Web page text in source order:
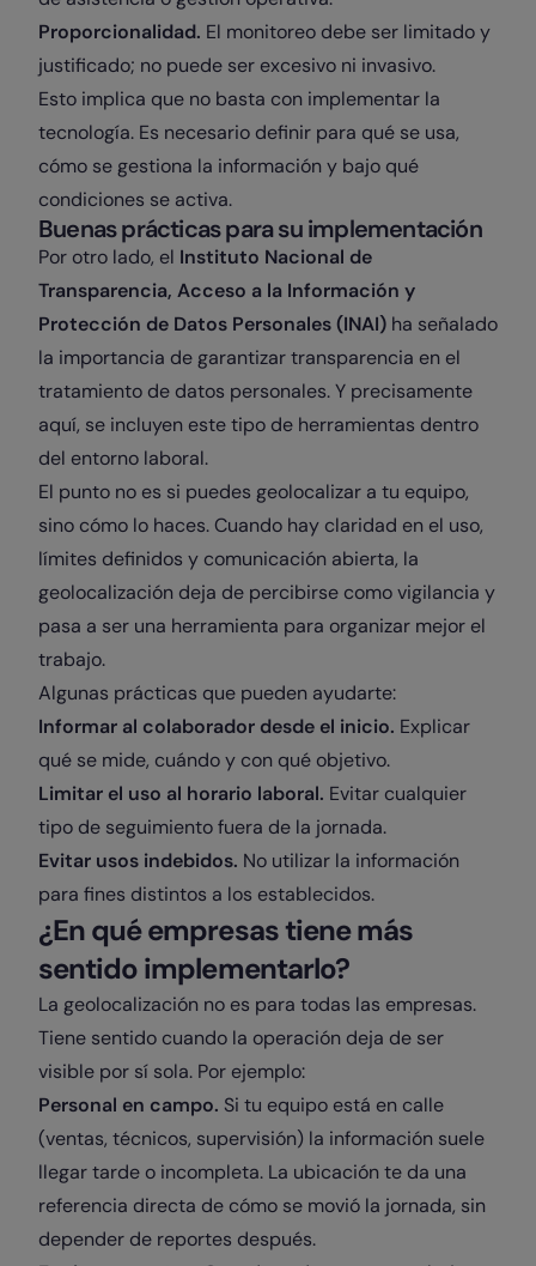
Proporcionalidad. El monitoreo debe ser limitado y
justificado; no puede ser excesivo ni invasivo.
Esto implica que no basta con implementar la
tecnología. Es necesario definir para qué se usa,
cómo se gestiona la información y bajo qué
condiciones se activa.
Buenas prácticas para su implementación
Por otro lado, el Instituto Nacional de
Transparencia, Acceso a la Información y
Protección de Datos Personales (INAI) ha señalado
la importancia de garantizar transparencia en el
tratamiento de datos personales. Y precisamente
aquí, se incluyen este tipo de herramientas dentro
del entorno laboral.
El punto no es si puedes geolocalizar a tu equipo,
sino cómo lo haces. Cuando hay claridad en el uso,
límites definidos y comunicación abierta, la
geolocalización deja de percibirse como vigilancia y
pasa a ser una herramienta para organizar mejor el
trabajo.
Algunas prácticas que pueden ayudarte:
Informar al colaborador desde el inicio. Explicar
qué se mide, cuándo y con qué objetivo.
Limitar el uso al horario laboral. Evitar cualquier
tipo de seguimiento fuera de la jornada.
Evitar usos indebidos. No utilizar la información
para fines distintos a los establecidos.
¿En qué empresas tiene más
sentido implementarlo?
La geolocalización no es para todas las empresas.
Tiene sentido cuando la operación deja de ser
visible por sí sola. Por ejemplo:
Personal en campo. Si tu equipo está en calle
(ventas, técnicos, supervisión) la información suele
llegar tarde o incompleta. La ubicación te da una
referencia directa de cómo se movió la jornada, sin
depender de reportes después.